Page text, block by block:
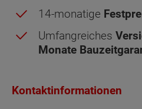
14-monatige
Umfangreiches
Monate
Kontaktinformationen